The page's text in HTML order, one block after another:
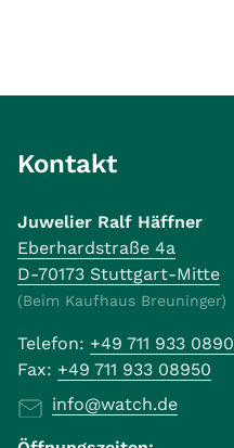
Kontakt
Juwelier Ralf Häffner
Eberhardstraße 4a
D-70173 Stuttgart-Mitte
(Beim Kaufhaus Breuninger)
Telefon: +49 711 933 0890
Fax: +49 711 933 08950
info@watch.de